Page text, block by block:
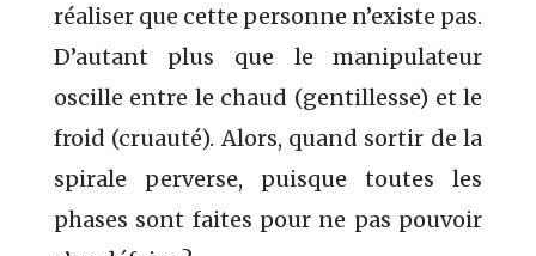
réaliser que cette personne n’existe pas.
D’autant plus que le manipulateur
oscille entre le chaud (gentillesse) et le
froid (cruauté). Alors, quand sortir de la
spirale perverse, puisque toutes les
phases sont faites pour ne pas pouvoir